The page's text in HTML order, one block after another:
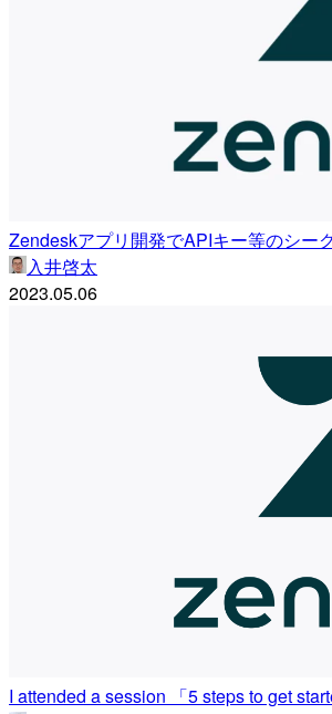
Zendeskアプリ開発でAPIキー等のシー
入井啓太
2023.05.06
I attended a session 「5 steps to get